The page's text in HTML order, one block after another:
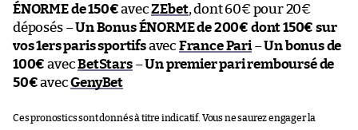
ÉNORME de 150€avecZEbet, dont 60€ pour 20€
déposés –Un Bonus ÉNORME de 200€ dont 150€ sur
vos 1ers paris sportifsavec France Pari–Un bonus de
100€ avecBetStars–Un premier pari remboursé de
50€avecGenyBet
Ces pronostics sont donnés à titre indicatif. Vous ne saurez engager la